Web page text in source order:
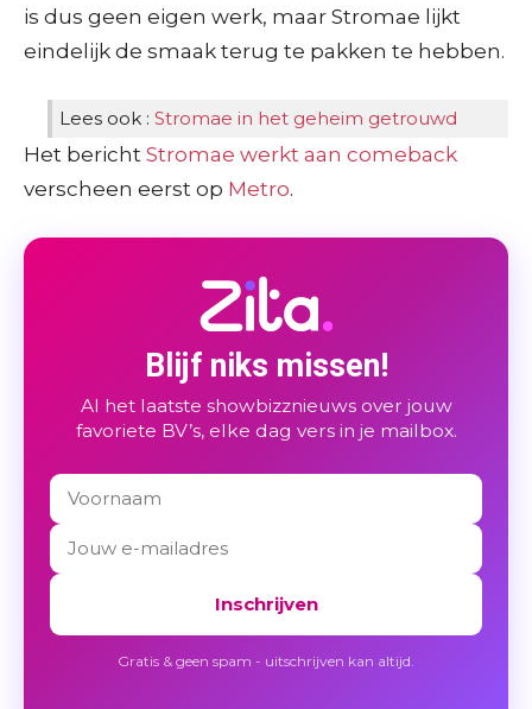
is dus geen eigen werk, maar Stromae lijkt
eindelijk de smaak terug te pakken te hebben.
Lees ook : Stromae in het geheim getrouwd
Het bericht Stromae werkt aan comeback
verscheen eerst op Metro.
Blijf niks missen!
Al het laatste showbizznieuws over jouw
favoriete BV’s, elke dag vers in je mailbox.
Inschrijven
Gratis & geen spam - uitschrijven kan altijd.